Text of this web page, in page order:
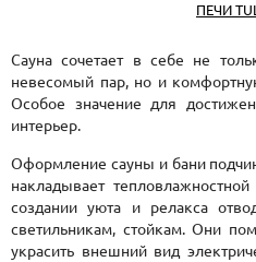
ПЕЧИ
Сауна сочетает в себе не
невесомый пар, но и
Особое значение для
интерьер.
Оформление сауны и бани
накладывает
создании уюта и релакса
светильникам, стойкам. Они
украсить внешний вид